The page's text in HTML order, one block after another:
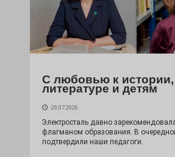
С любовью к истории,
литературе и детям
29.07.2026
Электросталь давно
флагманом образования. В очередной
подтвердили наши педагоги.